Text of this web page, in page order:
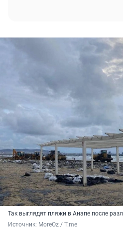
Так выглядят пляжи в Анапе после
Источник: MoreOz / T.me